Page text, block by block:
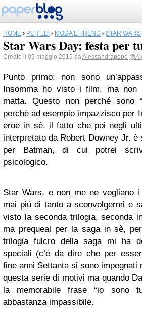
HOME › PER LEI › MODA E TREND › STAR WARS
Star Wars Day: festa per
Creato il 05 maggio 2015 daAlessandrapepe
Punto primo: non sono
Insomma ho visto i film, ma non
matta. Questo non perché sono
perché ad esempio impazzisco per
eroe in sè, il fatto che poi negli
interpretato da Robert Downey Jr. è
per Batman, di cui potrei
psicologico.
Star Wars, e non me ne vogliano
mai più di tanto a sconvolgermi e
visto la seconda trilogia, seconda
ma prequeal per la saga in sè,
trilogia fulcro della saga mi ha
speciali (c’è da dire che per
fine anni Settanta si sono impegnati
questa serie di motivi ma quando
la memorabile frase “io sono
abbastanza impassibile.